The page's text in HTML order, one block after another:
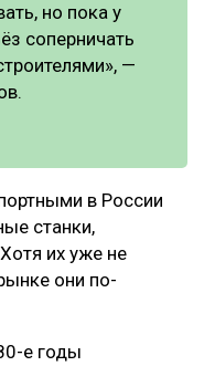
но пока у
соперничать
—
в России
станки,
их уже не
они по-
е годы